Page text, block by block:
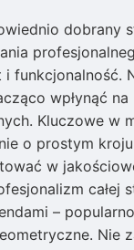
dobrany
wpłynąć
Kluczowe w
o prostym
w
całej
–
Nie